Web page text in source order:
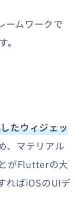
ームワークで
。
たウィジェッ
、マテリアル
がFlutterの大
ればiOSのUIデ